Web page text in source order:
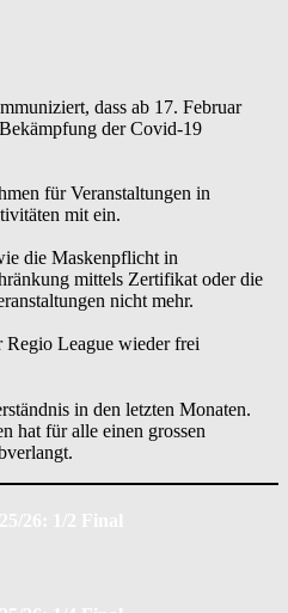
dass ab 17. Februar
der Covid-19
für Veranstaltungen in
mit ein.
die Maskenpflicht in
mittels Zertifikat oder die
nicht mehr.
Regio League wieder frei
in den letzten Monaten.
hat für alle einen grossen